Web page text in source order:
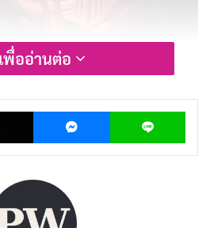
Predator: Killer of
พาเราเข้าสู่เรื่องราวที่ถูกแบ่ง
พื่ออ่านต่อ
X Messenger Line